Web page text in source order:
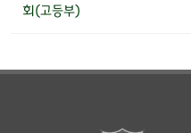
회(고등부)